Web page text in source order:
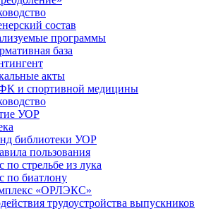
состав
программы
база
акты
и спортивной медицины
УОР
библиотеки УОР
пользования
по стрельбе из лука
по биатлону
«ОРЛЭКС»
трудоустройства выпускников